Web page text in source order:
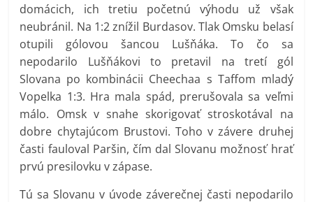
domácich, ich tretiu početnú výhodu už však
neubránil. Na 1:2 znížil Burdasov. Tlak Omsku belasí
otupili gólovou šancou Lušňáka. To čo sa
nepodarilo Lušňákovi to pretavil na tretí gól
Slovana po kombinácii Cheechaa s Taffom mladý
Vopelka 1:3. Hra mala spád, prerušovala sa veľmi
málo. Omsk v snahe skorigovať stroskotával na
dobre chytajúcom Brustovi. Toho v závere druhej
časti fauloval Paršin, čím dal Slovanu možnosť hrať
prvú presilovku v zápase.
Tú sa Slovanu v úvode záverečnej časti nepodarilo